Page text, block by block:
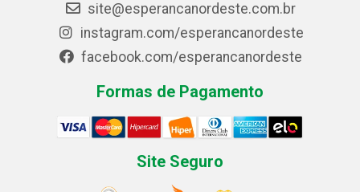
site@esperancanordeste.com.br
instagram.com/esperancanordeste
facebook.com/esperancanordeste
Formas de Pagamento
Site Seguro